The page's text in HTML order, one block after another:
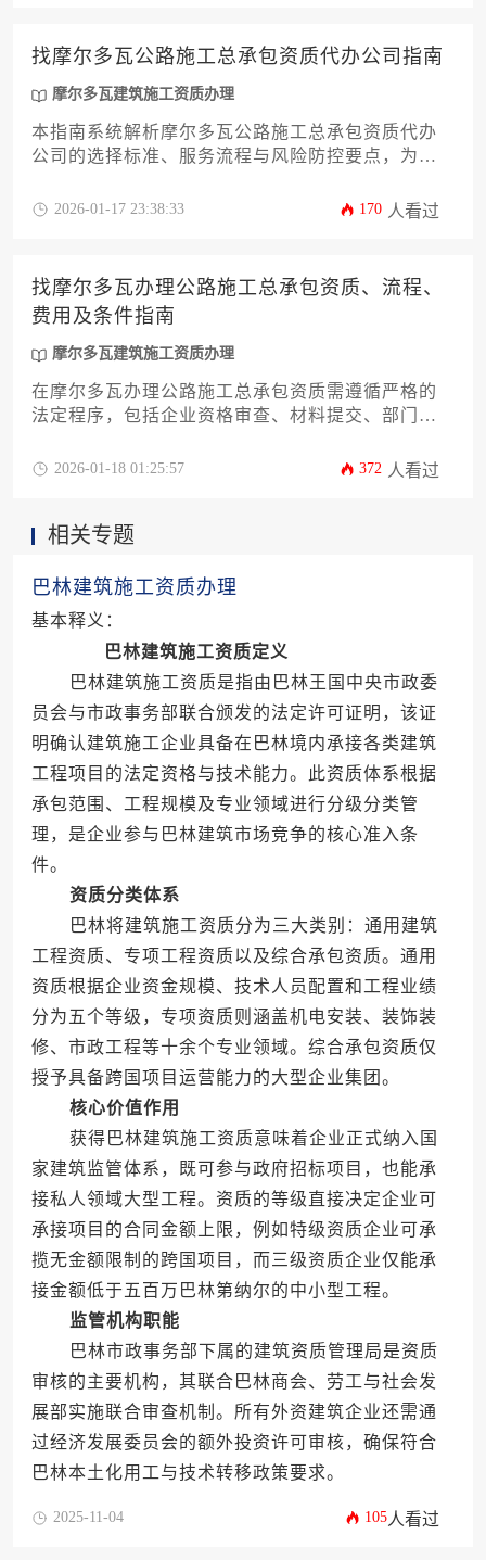
找摩尔多瓦公路施工总承包资质代办公司指南
摩尔多瓦建筑施工资质办理
本指南系统解析摩尔多瓦公路施工总承包资质代办
公司的选择标准、服务流程与风险防控要点，为企
作的全流程实操方案，助力高效获取跨境基建市场
2026-01-17 23:38:33 170 人看过
找摩尔多瓦办理公路施工总承包资质、流程、
费用及条件指南
摩尔多瓦建筑施工资质办理
在摩尔多瓦办理公路施工总承包资质需遵循严格的
法定程序，包括企业资格审查、材料提交、部门审
费及咨询服务支出，成功办理的关键在于满足人员
2026-01-18 01:25:57 372 人看过
相关专题
巴林建筑施工资质办理
基本释义：
巴林建筑施工资质定义
巴林建筑施工资质是指由巴林王国中央市政委
员会与市政事务部联合颁发的法定许可证明，该证
明确认建筑施工企业具备在巴林境内承接各类建筑
工程项目的法定资格与技术能力。此资质体系根据
承包范围、工程规模及专业领域进行分级分类管
理，是企业参与巴林建筑市场竞争的核心准入条
件。
资质分类体系
巴林将建筑施工资质分为三大类别：通用建筑
工程资质、专项工程资质以及综合承包资质。通用
资质根据企业资金规模、技术人员配置和工程业绩
分为五个等级，专项资质则涵盖机电安装、装饰装
修、市政工程等十余个专业领域。综合承包资质仅
授予具备跨国项目运营能力的大型企业集团。
核心价值作用
获得巴林建筑施工资质意味着企业正式纳入国
家建筑监管体系，既可参与政府招标项目，也能承
接私人领域大型工程。资质的等级直接决定企业可
承接项目的合同金额上限，例如特级资质企业可承
揽无金额限制的跨国项目，而三级资质企业仅能承
接金额低于五百万巴林第纳尔的中小型工程。
监管机构职能
巴林市政事务部下属的建筑资质管理局是资质
审核的主要机构，其联合巴林商会、劳工与社会发
展部实施联合审查机制。所有外资建筑企业还需通
过经济发展委员会的额外投资许可审核，确保符合
巴林本土化用工与技术转移政策要求。
2025-11-04 105人看过